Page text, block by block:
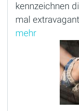
kennzeichnen
mal
mehr